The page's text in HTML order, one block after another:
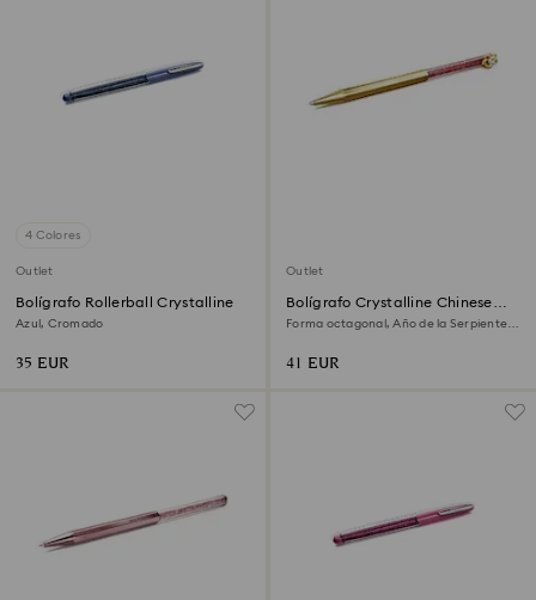
4 Colores
Outlet
Bolígrafo Rollerball Crystalline
Azul, Cromado
35 EUR
Outlet
Bolígrafo Crystalline Chinese
New Year
Forma octagonal, Año de la Serpiente,
41 EUR